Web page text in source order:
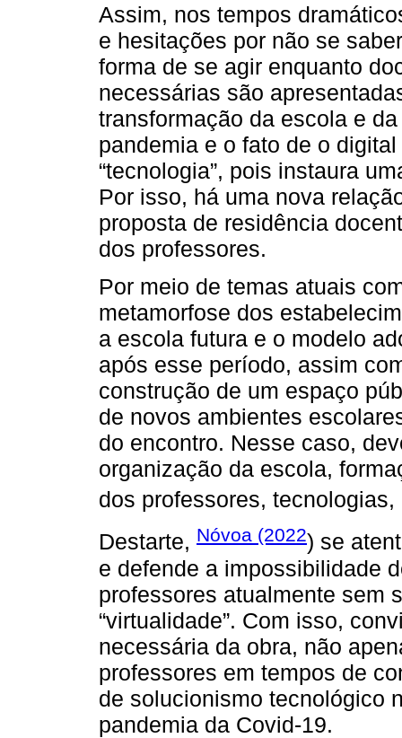
Assim, nos tempos
e hesitações por não se
forma de se agir enquanto
necessárias são
transformação da escola e
pandemia e o fato de o
“tecnologia”, pois instaura
Por isso, há uma nova
proposta de residência
dos professores.
Por meio de temas atuais
metamorfose dos
a escola futura e o modelo
após esse período, assim
construção de um espaço
de novos ambientes
do encontro. Nesse caso,
organização da escola,
dos professores, tecnologias,
Destarte, Nóvoa (2022) se
e defende a impossibilidade
professores atualmente sem
“virtualidade”. Com isso,
necessária da obra, não
professores em tempos de
de solucionismo tecnológico
pandemia da Covid-19.